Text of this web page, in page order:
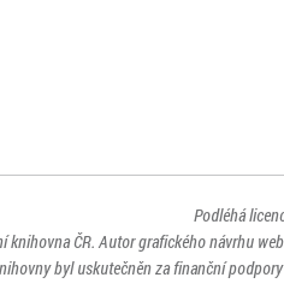
Podléhá
knihovna ČR. Autor grafického návrhu
byl uskutečněn za finanční